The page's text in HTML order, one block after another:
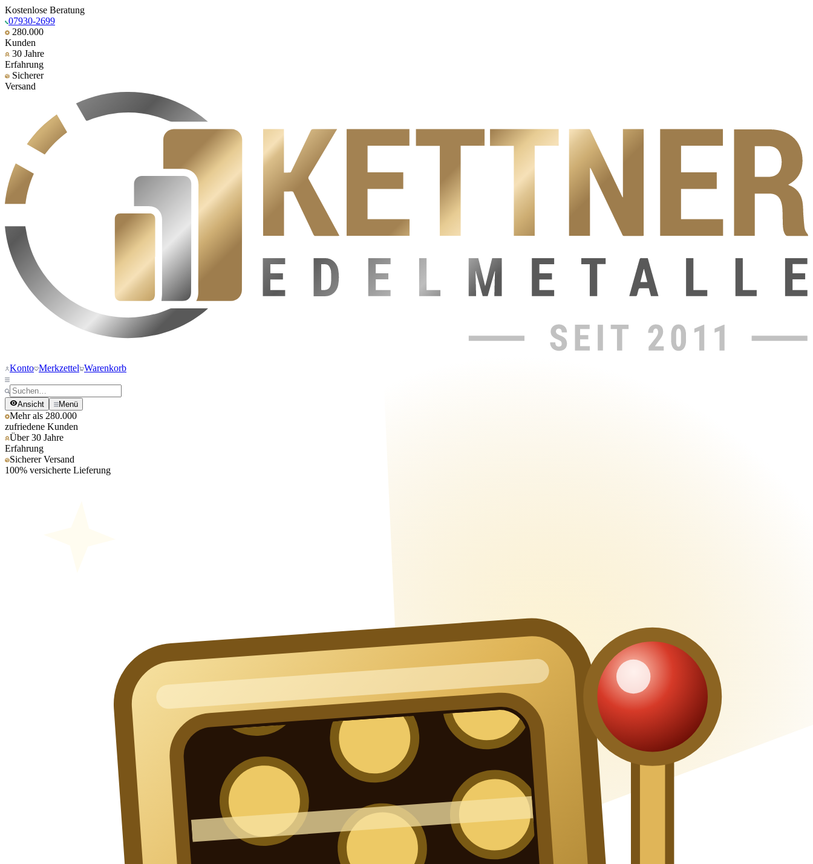
Kostenlose Beratung
07930-2699
280.000
Kunden
30 Jahre
Erfahrung
Sicherer
Versand
Konto Merkzettel Warenkorb
Ansicht Menü
Mehr als 280.000
zufriedene Kunden
Über 30 Jahre
Erfahrung
Sicherer Versand
100% versicherte Lieferung